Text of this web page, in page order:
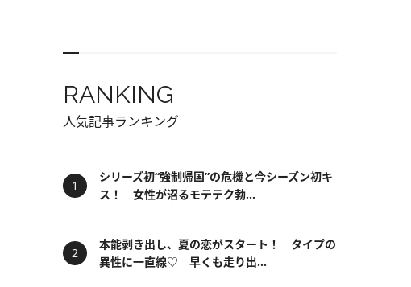
RANKING
人気記事ランキング
シリーズ初“強制帰国”の危機と今シーズン初キ
ス！ 女性が沼るモテテク勃...
本能剥き出し、夏の恋がスタート！ タイプの
異性に一直線♡ 早くも走り出...